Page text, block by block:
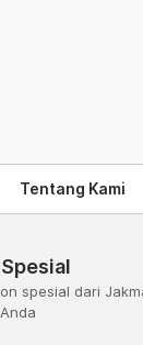
Tentang Kami
spesial dari